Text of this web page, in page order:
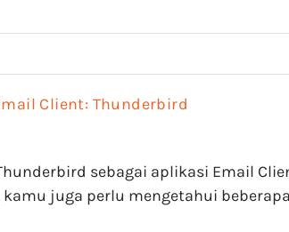
Client: Thunderbird
sebagai aplikasi Email
juga perlu mengetahui